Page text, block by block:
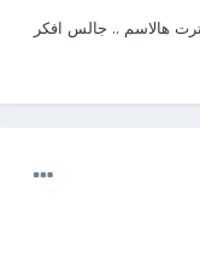
هالاسم .. جالس افكر